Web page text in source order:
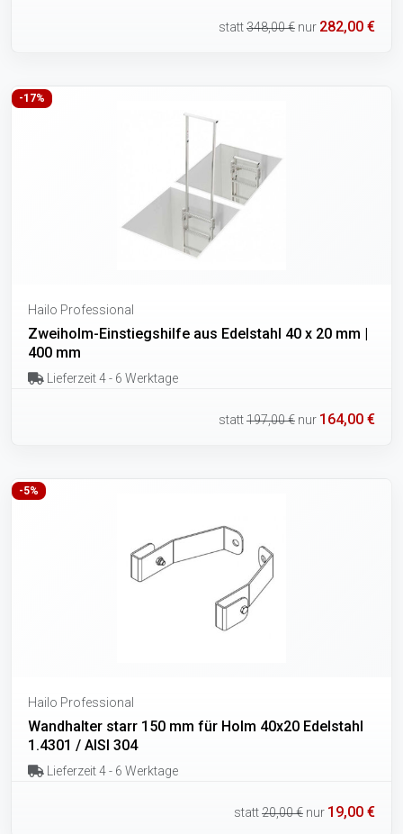
statt348,00 € nur 282,00 €
-17%
Hailo Professional
Zweiholm-Einstiegshilfe aus Edelstahl 40 x 20 mm |
400 mm
Lieferzeit 4 - 6 Werktage
statt197,00 € nur 164,00 €
-5%
Hailo Professional
Wandhalter starr 150 mm für Holm 40x20 Edelstahl
1.4301 / AISI 304
Lieferzeit 4 - 6 Werktage
statt20,00 € nur 19,00 €